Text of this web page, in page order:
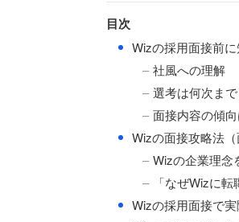
目次
● Wizの採用面接前
社風への理解
選考は何次まで
面接内容の傾向
● Wizの面接攻略法（
Wizの企業理念
「なぜWizに
● Wizの採用面接で